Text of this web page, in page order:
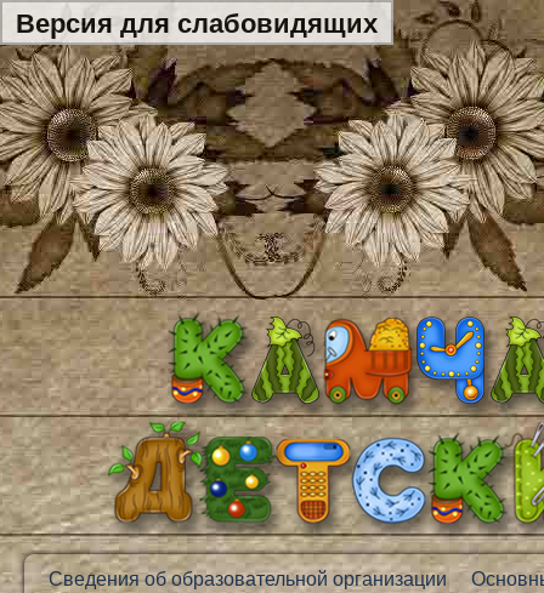
Версия для слабовидящих
Сведения об образовательной организации